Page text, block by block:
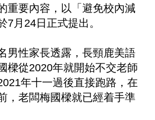
重要內容，以「避免校內減
7月24日正式提出。
男性家長透露，長頸鹿美語
樑從2020年就開始不交老師
年十一過後直接跑路，在
，老闆梅國樑就已經着手準